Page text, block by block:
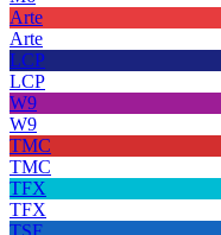
Arte
Arte
LCP
LCP
W9
W9
TMC
TMC
TFX
TFX